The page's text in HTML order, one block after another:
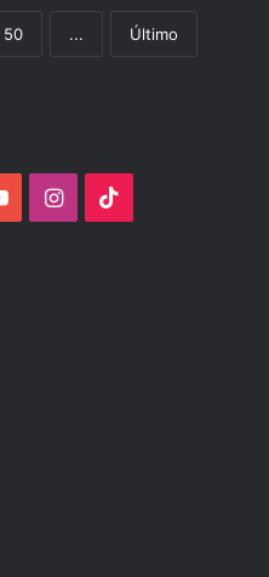
50 ... Último
YouTubeInstagram